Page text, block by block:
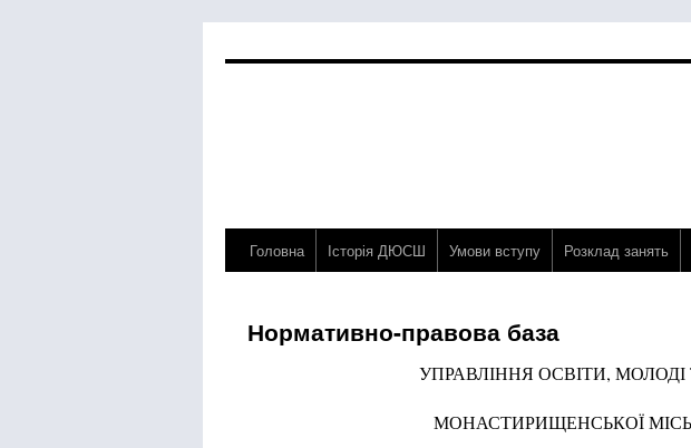
Перейти
контенту
Головна Історія ДЮСШ Умови вступу Розклад занять
Нормативно-правова база
УПРАВЛІННЯ ОСВІТИ,
МОНАСТИРИЩЕНСЬКОЇ